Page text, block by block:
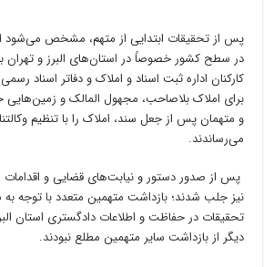
پس از تحقیقات ابتدایی از متهم، مشخص می‌شود
در سطح کشور خصوصاً در استان‌های البرز و تهران
کارکنان اداره ثبت اسناد و املاک و دفاتر اسناد
برای املاک بلاصاحب، مجهول المالک و زمین‌هایی
و متهمان پس از جعل سند، املاک را با تنظیم
می‌رساندند.
پس از صدور دستور و نیابت‌های قضایی و اقدامات
نیز جلب شدند؛ بازداشت متهمین متعدد با توجه به
تحقیقات در حفاظت و اطلاعات دادگستری استان
دیگر از بازداشت سایر متهمین مطلع نبودند.